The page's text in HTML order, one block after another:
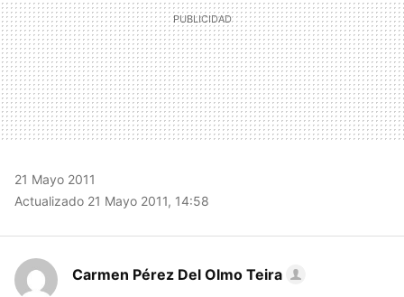
21 Mayo 2011
Actualizado 21 Mayo 2011, 14:58
Carmen Pérez Del Olmo Teira